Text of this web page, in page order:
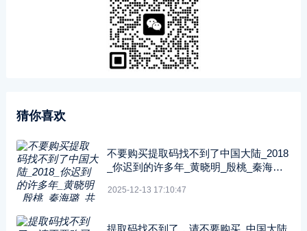
猜你喜欢
不要购买提取码找不到了中国大陆_2018
_你迟到的许多年_黄晓明_殷桃_秦海璐_
2025-12-13 17:10:47
提取码找不到了，请不要购买_中国大陆